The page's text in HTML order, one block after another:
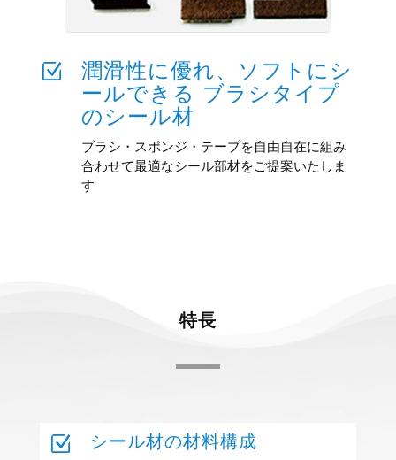
Z
潤滑性に優れ、ソフトにシ
ールできる ブラシタイプ
のシール材
ブラシ・スポンジ・テープを自由自在に組み
合わせて最適なシール部材をご提案いたしま
す
特長
Z シール材の材料構成